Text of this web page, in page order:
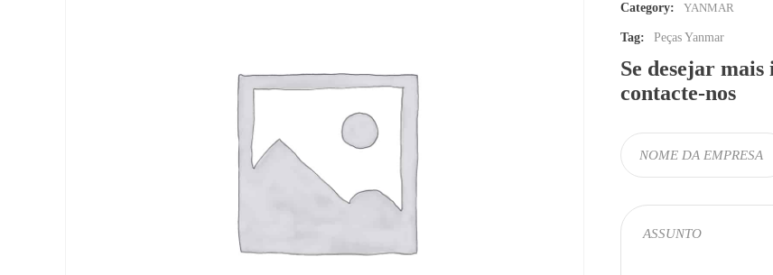
Category: YANMAR
Tag: Peças Yanmar
Se desejar
contacte-nos